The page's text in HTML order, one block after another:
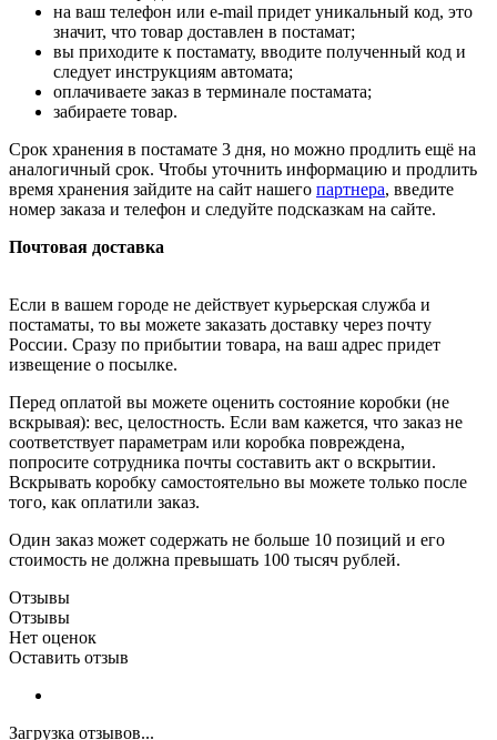
на ваш телефон или e-mail придет уникальный код, это
значит, что товар доставлен в постамат;
вы приходите к постамату, вводите полученный код и
следует инструкциям автомата;
оплачиваете заказ в терминале постамата;
забираете товар.
Срок хранения в постамате 3 дня, но можно продлить ещё на
аналогичный срок. Чтобы уточнить информацию и продлить
время хранения зайдите на сайт нашего партнера, введите
номер заказа и телефон и следуйте подсказкам на сайте.
Почтовая доставка
Если в вашем городе не действует курьерская служба и
постаматы, то вы можете заказать доставку через почту
России. Сразу по прибытии товара, на ваш адрес придет
извещение о посылке.
Перед оплатой вы можете оценить состояние коробки (не
вскрывая): вес, целостность. Если вам кажется, что заказ не
соответствует параметрам или коробка повреждена,
попросите сотрудника почты составить акт о вскрытии.
Вскрывать коробку самостоятельно вы можете только после
того, как оплатили заказ.
Один заказ может содержать не больше 10 позиций и его
стоимость не должна превышать 100 тысяч рублей.
Отзывы
Отзывы
Нет оценок
Оставить отзыв
Загрузка отзывов...